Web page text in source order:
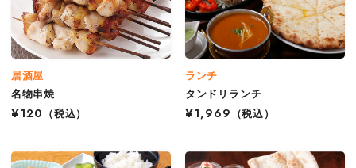
居酒屋
名物串焼
¥120
（税込）
ランチ
タンドリランチ
¥1,969
（税込）